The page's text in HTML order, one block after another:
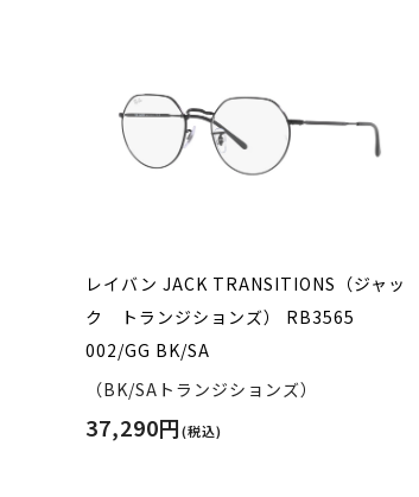
レイバン JACK TRANSITIONS（ジャッ
ク トランジションズ） RB3565
002/GG BK/SA
（BK/SAトランジションズ）
37,290円(税込)